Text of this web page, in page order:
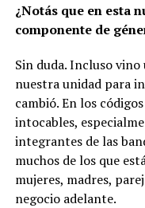
¿Notás que en esta
componente de
Sin duda. Incluso
nuestra unidad para
cambió. En los
intocables,
integrantes de las
muchos de los que
mujeres, madres,
negocio adelante.